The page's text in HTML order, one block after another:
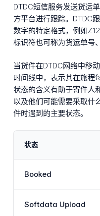
DTDC短信服务发送货运
方平台进行跟踪。DTDC
数字的特定格式，例如
标识符也可称为货运单号
当货件在DTDC网络中移
时间线中，表示其在旅程
状态的含义有助于寄件人
以及他们可能需要采取什
件时遇到的主要状态。
状态
Booked
Softdata Upload